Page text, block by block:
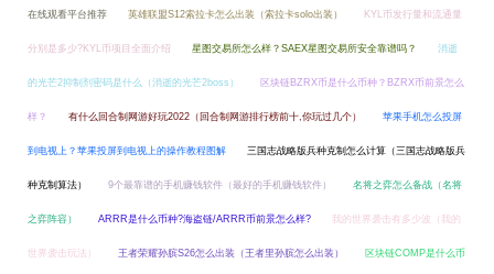
在线观看平台推荐 英雄联盟S12索拉卡怎么出装（索拉卡solo出装） KYL币发行量和流通量
分别是多少?KYL币项目全面介绍 星图交易所怎么样？SAEX星图交易所安全靠谱吗？ 消逝
的光芒2抑制剂密码是什么（消逝的光芒2boss） 区块链BZRX币是什么币种？BZRX币前景怎么
样？ 有什么回合制网游好玩2022（回合制网游排行榜前十,你玩过几个） 苹果手机怎么投屏
到电视上？苹果投屏到电视上的操作教程图解 三国志战略版兵种克制怎么计算（三国志战略版兵
种克制算法） 9个最靠谱的手机赚钱软件（最好的手机赚钱软件） 名将之弈怎么备战（名将
之弈阵容） ARRR是什么币种?海盗链/ARRR币前景怎么样? 我的世界袭击有多少波（我的
世界袭击玩法） 王者荣耀孙膑S26怎么出装（王者里孙膑怎么出装） 区块链COMP是什么币